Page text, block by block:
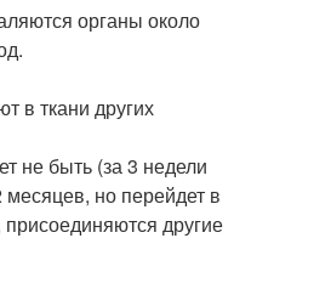
органы около
в ткани других
не быть (за 3 недели
месяцев, но перейдет в
другие